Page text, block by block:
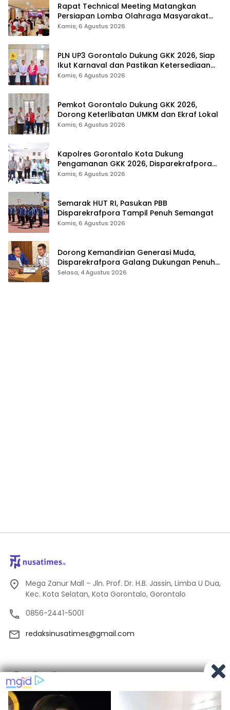
Rapat Technical Meeting Matangkan
Persiapan Lomba Olahraga Masyarakat
Tingkat Provinsi Gorontalo
Kamis, 6 Agustus 2026
PLN UP3 Gorontalo Dukung GKK 2026, Siap
Ikut Karnaval dan Pastikan Ketersediaan
Listrik
Kamis, 6 Agustus 2026
Pemkot Gorontalo Dukung GKK 2026,
Dorong Keterlibatan UMKM dan Ekraf Lokal
Kamis, 6 Agustus 2026
Kapolres Gorontalo Kota Dukung
Pengamanan GKK 2026, Disparekrafpora
Perkuat Sinergi Lintas Sektor
Kamis, 6 Agustus 2026
Semarak HUT RI, Pasukan PBB
Disparekrafpora Tampil Penuh Semangat
Kamis, 6 Agustus 2026
Dorong Kemandirian Generasi Muda,
Disparekrafpora Galang Dukungan Penuh
Para Aleg Deprov
Selasa, 4 Agustus 2026
Mega Zanur Mall – Jln. Prof. Dr. H.B. Jassin, Limba U Dua,
Kec. Kota Selatan, Kota Gorontalo, Gorontalo
0856-2441-5001
redaksinusatimes@gmail.com